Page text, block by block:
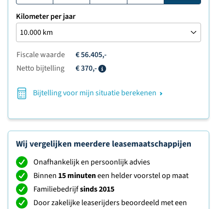
Kilometer per jaar
Fiscale waarde
€ 56.405,-
Netto bijtelling
€ 370,-
Bijtelling voor mijn situatie berekenen
Wij vergelijken meerdere leasemaatschappijen
Onafhankelijk en persoonlijk advies
Binnen 15 minuteneen helder voorstel op maat
Familiebedrijfsinds 2015
Door zakelijke leaserijders beoordeeld met een